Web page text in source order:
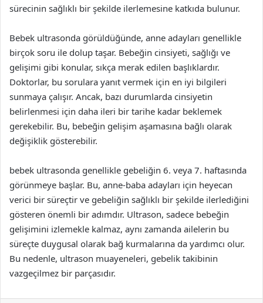
sürecinin sağlıklı bir şekilde ilerlemesine katkıda bulunur.
Bebek ultrasonda görüldüğünde, anne adayları genellikle
birçok soru ile dolup taşar. Bebeğin cinsiyeti, sağlığı ve
gelişimi gibi konular, sıkça merak edilen başlıklardır.
Doktorlar, bu sorulara yanıt vermek için en iyi bilgileri
sunmaya çalışır. Ancak, bazı durumlarda cinsiyetin
belirlenmesi için daha ileri bir tarihe kadar beklemek
gerekebilir. Bu, bebeğin gelişim aşamasına bağlı olarak
değişiklik gösterebilir.
bebek ultrasonda genellikle gebeliğin 6. veya 7. haftasında
görünmeye başlar. Bu, anne-baba adayları için heyecan
verici bir süreçtir ve gebeliğin sağlıklı bir şekilde ilerlediğini
gösteren önemli bir adımdır. Ultrason, sadece bebeğin
gelişimini izlemekle kalmaz, aynı zamanda ailelerin bu
süreçte duygusal olarak bağ kurmalarına da yardımcı olur.
Bu nedenle, ultrason muayeneleri, gebelik takibinin
vazgeçilmez bir parçasıdır.